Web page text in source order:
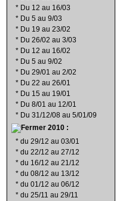
* Du 12 au 16/03
* Du 5 au 9/03
* Du 19 au 23/02
* Du 26/02 au 3/03
* Du 12 au 16/02
* Du 5 au 9/02
* Du 29/01 au 2/02
* Du 22 au 26/01
* Du 15 au 19/01
* Du 8/01 au 12/01
* Du 31/12/08 au 5/01/09
2010 :
* du 29/12 au 03/01
* du 22/12 au 27/12
* du 16/12 au 21/12
* du 08/12 au 13/12
* du 01/12 au 06/12
* du 25/11 au 29/11